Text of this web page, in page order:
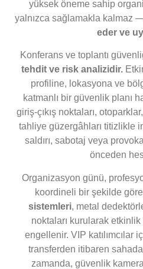
yüksek öneme sahip
yalnızca sağlamakla kalmaz
eder ve
Konferans ve toplantı
tehdit ve risk analizidir.
profiline, lokasyona ve
katmanlı bir güvenlik planı
giriş-çıkış noktaları,
tahliye güzergâhları titizlikle
saldırı, sabotaj veya
önceden
Organizasyon günü,
koordineli bir şekilde
sistemleri, metal
noktaları kurularak
engellenir. VIP katılımcılar
transferden itibaren
zamanda, güvenlik